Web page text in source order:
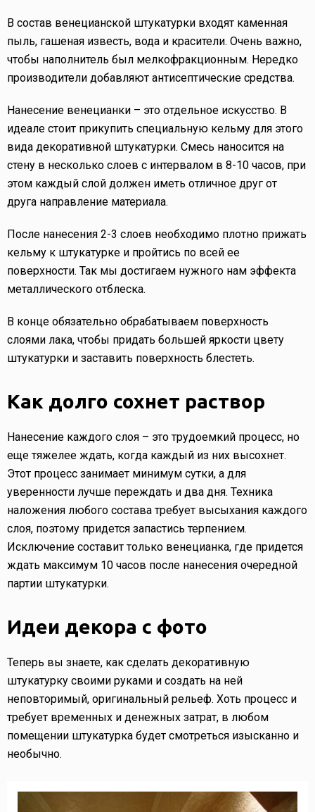
В состав венецианской штукатурки входят каменная
пыль, гашеная известь, вода и красители. Очень важно,
чтобы наполнитель был мелкофракционным. Нередко
производители добавляют антисептические средства.
Нанесение венецианки – это отдельное искусство. В
идеале стоит прикупить специальную кельму для этого
вида декоративной штукатурки. Смесь наносится на
стену в несколько слоев с интервалом в 8-10 часов, при
этом каждый слой должен иметь отличное друг от
друга направление материала.
После нанесения 2-3 слоев необходимо плотно прижать
кельму к штукатурке и пройтись по всей ее
поверхности. Так мы достигаем нужного нам эффекта
металлического отблеска.
В конце обязательно обрабатываем поверхность
слоями лака, чтобы придать большей яркости цвету
штукатурки и заставить поверхность блестеть.
Как долго сохнет раствор
Нанесение каждого слоя – это трудоемкий процесс, но
еще тяжелее ждать, когда каждый из них высохнет.
Этот процесс занимает минимум сутки, а для
уверенности лучше переждать и два дня. Техника
наложения любого состава требует высыхания каждого
слоя, поэтому придется запастись терпением.
Исключение составит только венецианка, где придется
ждать максимум 10 часов после нанесения очередной
партии штукатурки.
Идеи декора с фото
Теперь вы знаете, как сделать декоративную
штукатурку своими руками и создать на ней
неповторимый, оригинальный рельеф. Хоть процесс и
требует временных и денежных затрат, в любом
помещении штукатурка будет смотреться изысканно и
необычно.